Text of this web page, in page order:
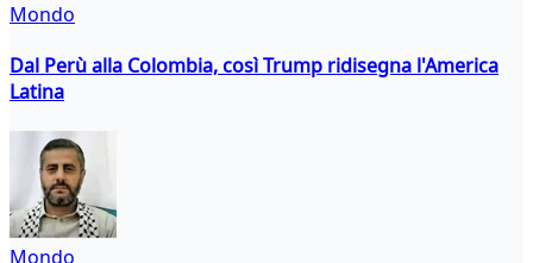
Mondo
Dal Perù alla Colombia, così Trump ridisegna l'America
Latina
Mondo